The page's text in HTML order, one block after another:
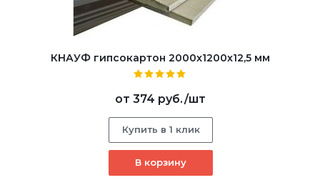
КНАУФ гипсокартон 2000x1200x12,5 мм
от 374 руб./шт
Купить в 1 клик
В корзину